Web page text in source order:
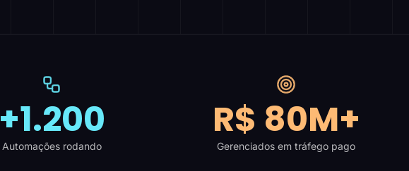
+1.200
Automações rodando
R$ 80M+
Gerenciados em tráfego pago